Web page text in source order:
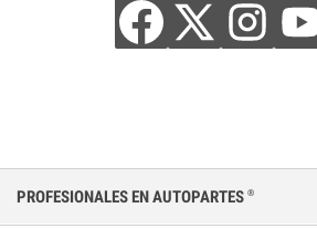
PROFESIONALES EN AUTOPARTES ®